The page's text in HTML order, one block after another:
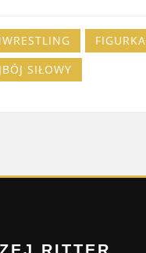
FIGURKA
SIŁOWY